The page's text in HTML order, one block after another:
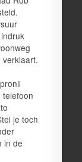
verklaart.
telefoon
je toch
in de